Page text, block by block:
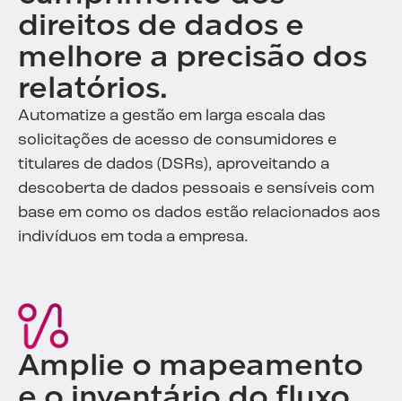
direitos de dados e
melhore a precisão dos
relatórios.
Automatize a gestão em larga escala das
solicitações de acesso de consumidores e
titulares de dados (DSRs), aproveitando a
descoberta de dados pessoais e sensíveis com
base em como os dados estão relacionados aos
indivíduos em toda a empresa.
Amplie o mapeamento